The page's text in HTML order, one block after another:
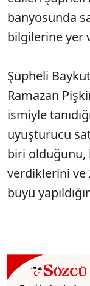
banyosunda
bilgilerine yer
Şüpheli
Ramazan
ismiyle
uyuşturucu
biri olduğunu,
verdiklerini ve
büyü